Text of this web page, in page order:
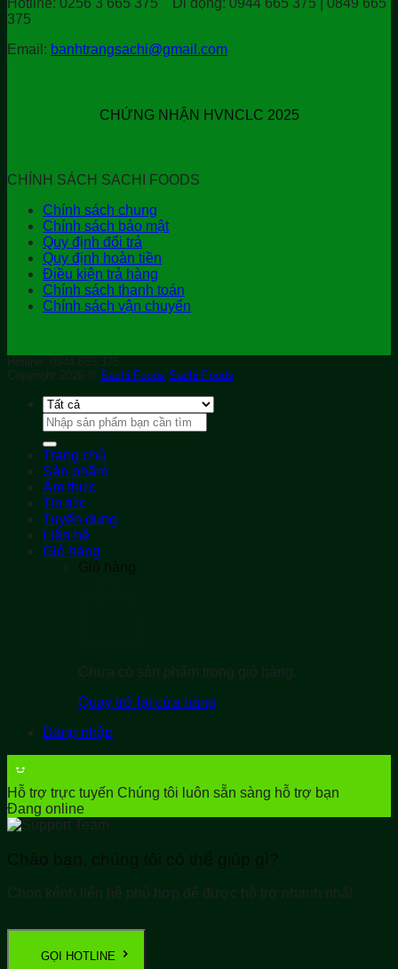
Hotline: 0256 3 665 375 Di động: 0944 665 375 | 0849 665
375
Email: banhtrangsachi@gmail.com
CHỨNG NHẬN HVNCLC 2025
CHÍNH SÁCH SACHI FOODS
Chính sách chung
Chính sách bảo mật
Quy định đổi trả
Quy định hoàn tiền
Điều kiện trả hàng
Chính sách thanh toán
Chính sách vận chuyển
Hotline: 0944.665.375
Copyright 2026 © Sachi Foods Sachi Foods
Tìm
kiếm:
Trang chủ
Sản phẩm
Ẩm thực
Tin tức
Tuyển dụng
Liên hệ
Giỏ hàng
Giỏ hàng
Chưa có sản phẩm trong giỏ hàng.
Quay trở lại cửa hàng
Đăng nhập
Hỗ trợ trực tuyến Chúng tôi luôn sẵn sàng hỗ trợ bạn
Đang online
Chào bạn, chúng tôi có thể giúp gì?
Chọn kênh liên hệ phù hợp để được hỗ trợ nhanh nhất
GỌI HOTLINE